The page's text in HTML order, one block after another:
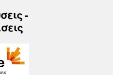
-